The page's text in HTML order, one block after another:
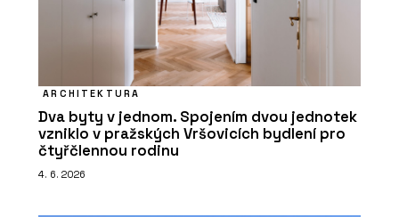
ARCHITEKTURA
Dva byty v jednom. Spojením dvou jednotek
vzniklo v pražských Vršovicích bydlení pro
čtyřčlennou rodinu
4. 6. 2026